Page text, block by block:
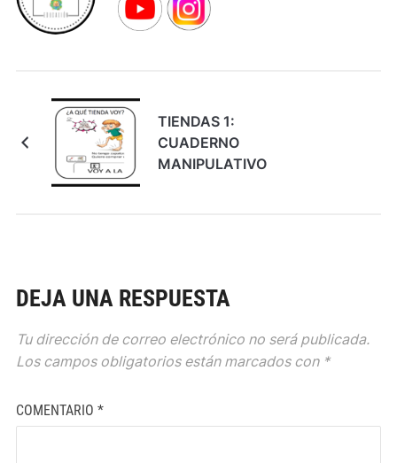
TIENDAS 1:
CUADERNO
MANIPULATIVO
DEJA UNA RESPUESTA
Tu dirección de correo electrónico no será publicada.
Los campos obligatorios están marcados con *
COMENTARIO *